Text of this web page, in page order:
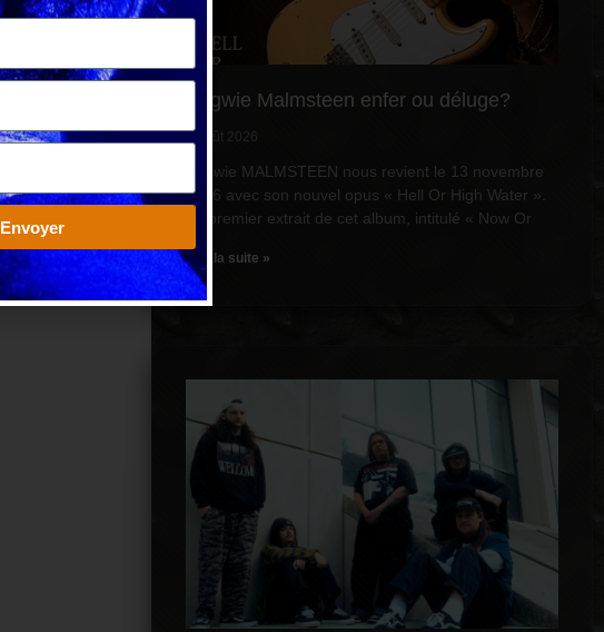
Yngwie Malmsteen enfer ou déluge?
6 août 2026
Yngwie MALMSTEEN nous revient le 13 novembre
2026 avec son nouvel opus « Hell Or High Water ».
Le premier extrait de cet album, intitulé « Now Or
Lire la suite »
Envoyer